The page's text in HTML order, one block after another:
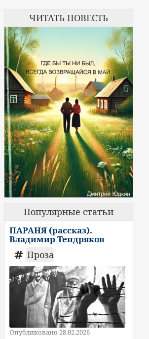
ЧИТАТЬ ПОВЕСТЬ
Популярные статьи
ПАРАНЯ (рассказ).
Владимир Тендряков
Проза
Опубликовано 28.02.2026